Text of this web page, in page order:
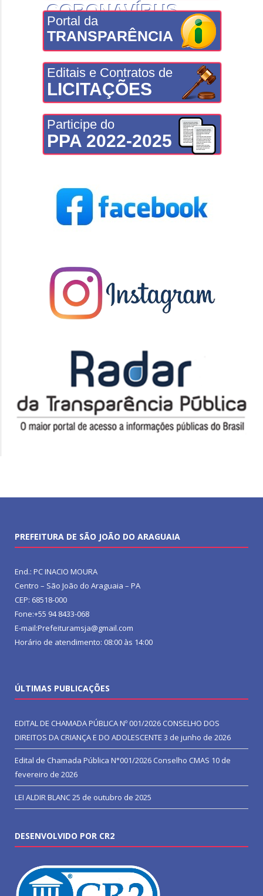
CORONAVÍRUS
Portal da
TRANSPARÊNCIA
Editais e Contratos de
LICITAÇÕES
Participe do
PPA 2022-2025
PREFEITURA DE SÃO JOÃO DO ARAGUAIA
End.: PC INACIO MOURA
Centro – São João do Araguaia – PA
CEP: 68518-000
Fone:+55 94 8433-068
E-mail:Prefeituramsja@gmail.com
Horário de atendimento: 08:00 às 14:00
ÚLTIMAS PUBLICAÇÕES
EDITAL DE CHAMADA PÚBLICA Nº 001/2026 CONSELHO DOS
DIREITOS DA CRIANÇA E DO ADOLESCENTE 3 de junho de 2026
Edital de Chamada Pública N°001/2026 Conselho CMAS 10 de
fevereiro de 2026
LEI ALDIR BLANC25 de outubro de 2025
DESENVOLVIDO POR CR2